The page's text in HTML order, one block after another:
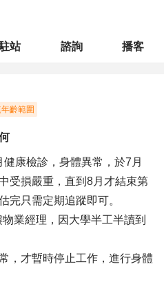
站 諮詢 播客
齡範圍
康檢診，身體異常，於7月
受損嚴重，直到8月才結束第
完只需定期追蹤即可。
業經理，因大學半工半讀到
，才暫時停止工作，進行身體